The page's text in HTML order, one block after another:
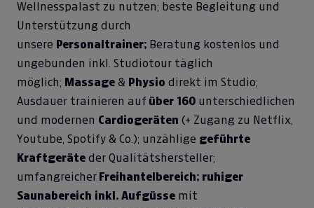
Wellnesspalast zu nutzen; beste Begleitung und
Unterstützung durch
unsere Personaltrainer; Beratung kostenlos und
ungebunden inkl. Studiotour täglich
möglich; Massage & Physio direkt im Studio;
Ausdauer trainieren auf über 160 unterschiedlichen
und modernen Cardiogeräten (+ Zugang zu Netflix,
Youtube, Spotify & Co.); unzählige geführte
Kraftgeräte der Qualitätshersteller;
umfangreicher Freihantelbereich; ruhiger
Saunabereich inkl. Aufgüsse mit